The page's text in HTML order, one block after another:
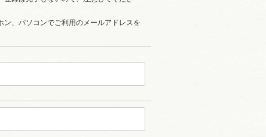
、パソコンでご利用のメールアドレスを